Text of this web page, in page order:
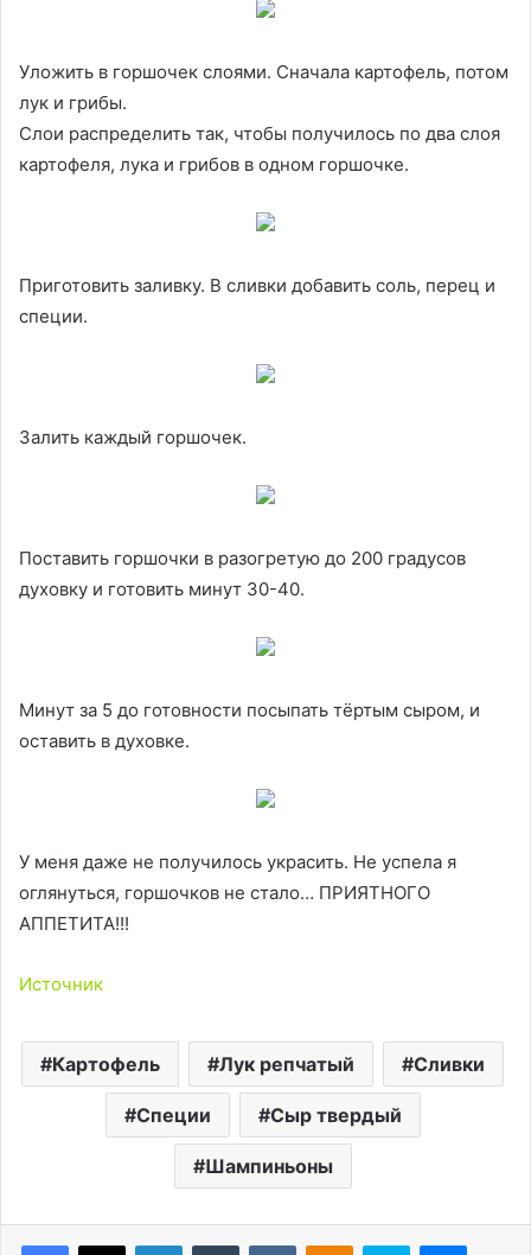
Уложить в горшочек слоями. Сначала картофель, потом
лук и грибы.
Слои распределить так, чтобы получилось по два слоя
картофеля, лука и грибов в одном горшочке.
Приготовить заливку. В сливки добавить соль, перец и
специи.
Залить каждый горшочек.
Поставить горшочки в разогретую до 200 градусов
духовку и готовить минут 30-40.
Минут за 5 до готовности посыпать тёртым сыром, и
оставить в духовке.
У меня даже не получилось украсить. Не успела я
оглянуться, горшочков не стало… ПРИЯТНОГО
АППЕТИТА!!!
Источник
Картофель Лук репчатый Сливки
Специи Сыр твердый
Шампиньоны
LinkedInTumblr ВконтактеОдноклассники
Skype